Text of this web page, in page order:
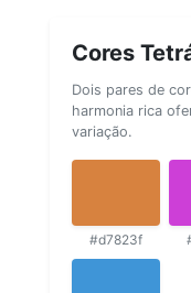
Cores
Dois pares de
harmonia rica
variação.
#d7823f